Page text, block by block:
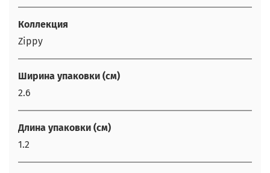
Коллекция
Zippy
Ширина упаковки (см)
2.6
Длина упаковки (см)
1.2